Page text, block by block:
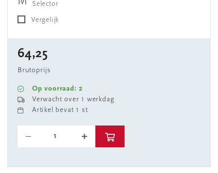
Selector
Vergelijk
64,25
Brutoprijs
Op voorraad: 2
Verwacht over 1 werkdag
Artikel bevat 1 st